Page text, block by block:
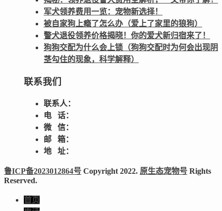
军犬领养费用一览：宠物新选择！
被自家狗上瘾了怎么办（爱上了家里的狼狗）
警犬退役领养价格揭晓！你的爱犬新归宿来了！
狗狗交配为什么会上锁（狗狗交配时为何会出现阴
茎勾住的现象，科学解释）
联系我们
联系人：
电 话：
微 信：
邮 箱：
地 址：
鲁ICP备2023012864号 Copyright 2022. 原生态宠物号 Rights
Reserved.
首页